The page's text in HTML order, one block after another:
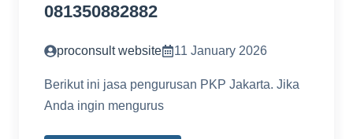
081350882882
proconsult website 11 January 2026
Berikut ini jasa pengurusan PKP Jakarta. Jika
Anda ingin mengurus